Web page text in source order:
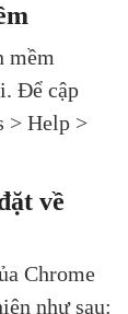
mềm
Để cập
> Help >
về
Chrome
như sau: